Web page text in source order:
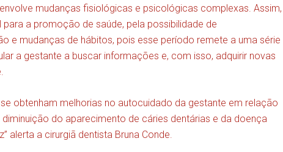
mudanças fisiológicas e psicológicas complexas. Assim,
a promoção de saúde, pela possibilidade de
e mudanças de hábitos, pois esse período remete a uma série
a gestante a buscar informações e, com isso, adquirir novas
obtenham melhorias no autocuidado da gestante em relação
do aparecimento de cáries dentárias e da doença
alerta a cirurgiã dentista Bruna Conde.